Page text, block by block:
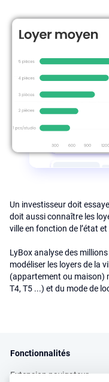
Un investisseur doit
doit aussi connaître les
ville en fonction de l’état
LyBox analyse des
modéliser les loyers de la
(appartement ou maison)
T4, T5 ...) et du mode de
Fonctionnalités
Extension navigateur